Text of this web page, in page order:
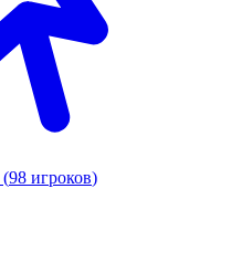
(98 игроков)